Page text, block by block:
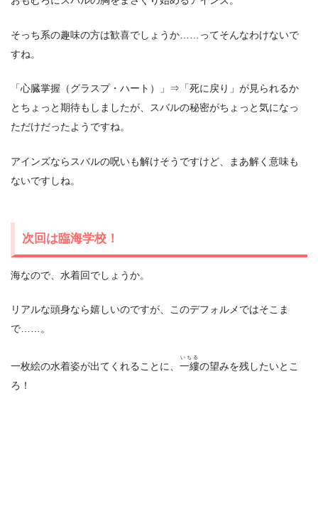
そっち系の趣味の方は歓喜でしょうか……ってそんなわけないで
すね。
「心臓掌握（グラスプ・ハート）」⇒「死に戻り」が見られるか
とちょっと期待もしましたが、スバルの秘密がちょっと気になっ
ただけだったようですね。
アインズならスバルの呪いも解けそうですけど、まあ解く意味も
ないですしね。
次回は臨海学校！
海なので、水着回でしょうか。
リアルな頭身なら嬉しいのですが、このデフォルメではそこま
で……。
一枚絵の水着姿が出てくれることに、 一縷
いちる
の望みを残したいとこ
ろ！